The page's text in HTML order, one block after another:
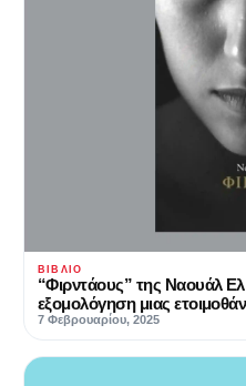
ΒΙΒΛΊΟ
“Φιρντάους” της Ναουάλ
εξομολόγηση μιας
7 Φεβρουαρίου, 2025